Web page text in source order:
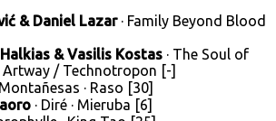
& Daniel Lazar· Family Beyond Blood
& Vasilis Kostas · The Soul of
Artway / Technotropon [-]
Montañesas · Raso [30]
· Diré · Mieruba [6]